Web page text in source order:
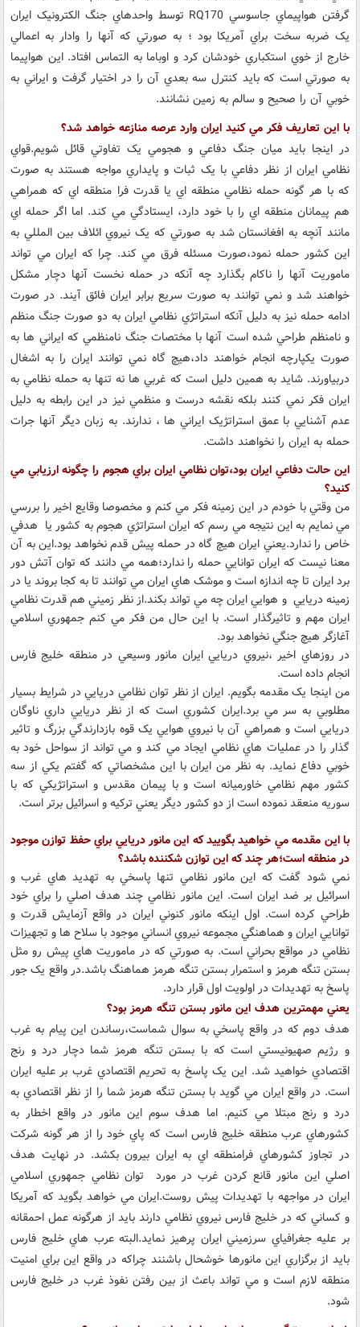
گرفتن هواپيماي جاسوسي RQ170 توسط واحدهاي جنگ الکترونيک ايران
يک ضربه سخت براي آمريکا بود ؛ به صورتي که آنها را وادار به اعمالي
خارج از خوي استکباري خودشان کرد و اوباما به التماس افتاد. اين هواپيما
به صورتي است که بايد کنترل سه بعدي آن را در اختيار گرفت و ايراني به
خوبي آن را صحيح و سالم به زمين نشانند.
با اين تعاريف فکر مي کنيد ايران وارد عرصه منازعه خواهد شد؟
در اينجا بايد ميان جنگ دفاعي و هجومي يک تفاوتي قائل شويم.قواي
نظامي ايران از نظر دفاعي با يک ثبات و پايداري مواجه هستند به صورت
که با هر گونه حمله نظامي منطقه اي يا قدرت فرا منطقه اي که همراهي
هم پيمانان منطقه اي را با خود دارد، ايستادگي مي کند. اما اگر حمله اي
مانند آنچه به افغانستان شد به صورتي که يک نيروي ائلاف بين المللي به
اين کشور حمله نمود،صورت مسئله فرق مي کند. چرا که ايران مي تواند
ماموريت آنها را ناکام بگذارد چه آنکه در حمله نخست آنها دچار مشکل
خواهند شد و نمي توانند به صورت سريع برابر ايران فائق آيند. در صورت
ادامه حمله نيز به دليل آنکه استراتژي نظامي ايران به دو صورت جنگ منظم
و نامنظم طراحي شده است آنها با مختصات جنگ نامنظمي که ايراني ها به
صورت يکپارچه انجام خواهند داد،هيچ گاه نمي توانند ايران را به اشغال
دربياورند. شايد به همين دليل است که غربي ها نه تنها به حمله نظامي به
ايران فکر نمي کنند بلکه نقشه درست و منظمي نيز در اين رابطه به دليل
عدم آشنايي با عمق استراتژيک ايراني ها ، ندارند. به زبان ديگر آنها جرات
حمله به ايران را نخواهند داشت.
اين حالت دفاعي ايران بود،توان نظامي ايران براي هجوم را چگونه ارزيابي مي
کنيد؟
من وقتي با خودم در اين زمينه فکر مي کنم و مخصوصا وقايع اخير را بررسي
مي نمايم به اين نتيجه مي رسم که ايران استراتژي هجوم به کشور يا هدفي
خاص را ندارد.يعني ايران هيچ گاه در حمله پيش قدم نخواهد بود.اين به آن
معنا نيست که ايران توانايي حمله را ندارد؛همه مي دانند که توان آتش دور
برد ايران تا چه اندازه است و موشک هاي ايران مي توانند تا به کجا بروند يا در
زمينه دريايي و هوايي ايران چه مي تواند بکند.از نظر زميني هم قدرت نظامي
ايران مهم و تاثيرگذار است. با اين حال من فکر مي کنم جمهوري اسلامي
آغازگر هيچ جنگي نخواهد بود.
در روزهاي اخير ،نيروي دريايي ايران مانور وسيعي در منطقه خليج فارس
انجام داده است.
من اينجا يک مقدمه بگويم. ايران از نظر توان نظامي دريايي در شرايط بسيار
مطلوبي به سر مي برد.ايران کشوري است که از نظر دريايي داري ناوگان
دريايي است و همراهي آن با نيروي هوايي يک قوه بازدارندگي بزرگ و تاثير
گذار را در عمليات هاي نظامي ايجاد مي کند و مي تواند از سواحل خود به
خوبي دفاع نمايد. به نظر من ايران با اين مشخصاتي که گفتم يکي از سه
کشور مهم نظامي خاورميانه است و با پيمان مقدس و استراتژيکي که با
سوريه منعقد نموده است از دو کشور ديگر يعني ترکيه و اسرائيل برتر است.
با اين مقدمه مي خواهيد بگوييد که اين مانور دريايي براي حفظ توازن موجود
در منطقه است؛هر چند که اين توازن شکننده باشد؟
نمي شود گفت که اين مانور نظامي تنها پاسخي به تهديد هاي غرب و
اسرائيل بر ضد ايران است. اين مانور نظامي چند هدف اصلي را براي خود
طراحي کرده است. اول اينکه مانور کنوني ايران در واقع آزمايش قدرت و
توانايي ايران و هماهنگي مجموعه نيروي انساني موجود با سلاح ها و تجهيزات
نظامي در مواقع بحراني است. به صورتي که در ماموريت هاي پيش رو مثل
بستن تنگه هرمز و استمرار بستن تنگه هرمز هماهنگ باشد.در واقع يک جور
پاسخ به تهديدات در اولويت اول قرار دارد.
يعني مهمترين هدف اين مانور بستن تنگه هرمز بود؟
هدف دوم که در واقع پاسخي به سوال شماست،رساندن اين پيام به غرب
و رژيم صهيونيستي است که با بستن تنگه هرمز شما دچار درد و رنج
اقتصادي خواهيد شد. اين يک پاسخ به تحريم اقتصادي غرب بر عليه ايران
است. در واقع ايران مي گويد با بستن تنگه هرمز شما را از نظر اقتصادي به
درد و رنج مبتلا مي کنيم. اما هدف سوم اين مانور در واقع اخطار به
کشورهاي عرب منطقه خليج فارس است که پاي خود را از هر گونه شرکت
در تجاوز کشورهاي فرامنطقه اي به ايران بيرون بکشد. در نهايت هدف
اصلي اين مانور قانع کردن غرب در مورد توان نظامي جمهوري اسلامي
ايران در مواجهه با تهديدات پيش روست.ايران مي خواهد بگويد که آمريکا
و کساني که در خليج فارس نيروي نظامي دارند بايد از هرگونه عمل احمقانه
بر عليه جغرافياي سرزميني ايران پرهيز نمايد.البته عرب هاي خليج فارس
بايد از برگزاري اين مانورها خوشحال باشنند چراکه در واقع اين براي امنيت
منطقه لازم است و مي تواند باعث از بين رفتن نفوذ غرب در خليج فارس
شود.